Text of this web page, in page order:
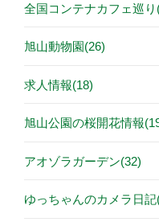
全国コンテナカフェ巡り
旭山動物園(26)
求人情報(18)
旭山公園の桜開花情報
アオゾラガーデン(32)
ゆっちゃんのカメラ日記